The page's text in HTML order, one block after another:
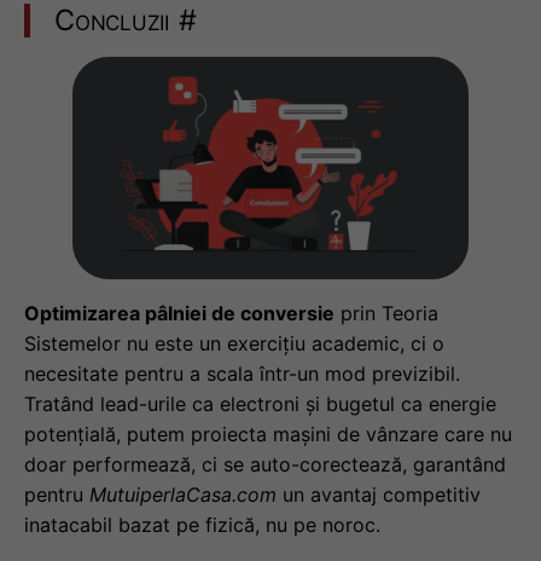
Concluzii #
Optimizarea pâlniei de conversie prin Teoria
Sistemelor nu este un exercițiu academic, ci o
necesitate pentru a scala într-un mod previzibil.
Tratând lead-urile ca electroni și bugetul ca energie
potențială, putem proiecta mașini de vânzare care nu
doar performează, ci se auto-corectează, garantând
pentru MutuiperlaCasa.com un avantaj competitiv
inatacabil bazat pe fizică, nu pe noroc.